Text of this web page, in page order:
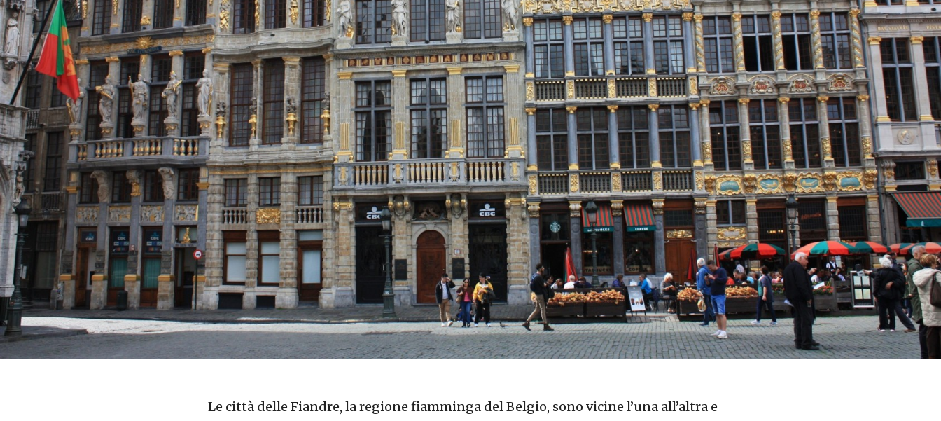
Le città delle Fiandre, la regione fiamminga del Belgio, sono vicine l’una all’altra e